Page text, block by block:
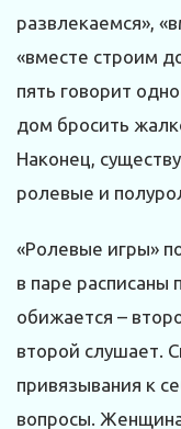
развлекаемся»,
«вместе строим
пять говорит
дом бросить
Наконец,
ролевые и
«Ролевые игры»
в паре расписаны
обижается –
второй слушает.
привязывания к
вопросы.